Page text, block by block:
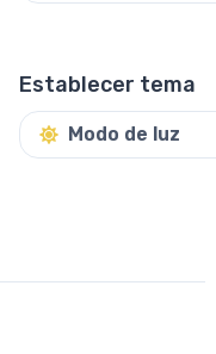
Establecer tema
Modo de luz